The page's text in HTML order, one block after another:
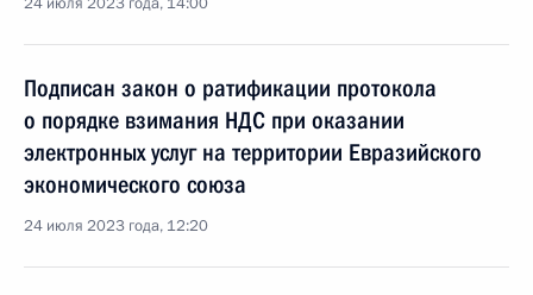
Подписан закон о ратификации протокола
о порядке взимания НДС при оказании
электронных услуг на территории Евразийского
экономического союза
24 июля 2023 года, 12:20